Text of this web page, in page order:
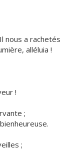
nous a rachetés
alléluia !
!
;
;